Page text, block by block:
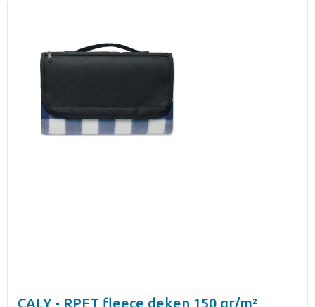
CALY - RPET fleece deken 150 gr/m²